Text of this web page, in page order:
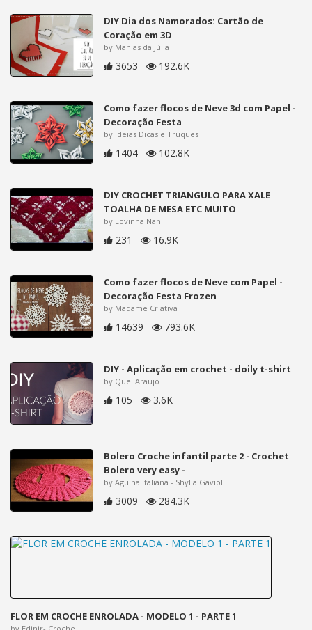
DIY Dia dos Namorados: Cartão de
Coração em 3D
by Manias da Júlia
3653 192.6K
Como fazer flocos de Neve 3d com Papel -
Decoração Festa
by Ideias Dicas e Truques
1404 102.8K
DIY CROCHET TRIANGULO PARA XALE
TOALHA DE MESA ETC MUITO
by Lovinha Nah
231 16.9K
Como fazer flocos de Neve com Papel -
Decoração Festa Frozen
by Madame Criativa
14639 793.6K
DIY - Aplicação em crochet - doily t-shirt
by Quel Araujo
105 3.6K
Bolero Croche infantil parte 2 - Crochet
Bolero very easy -
by Agulha Italiana - Shylla Gavioli
3009 284.3K
FLOR EM CROCHE ENROLADA - MODELO 1 - PARTE 1